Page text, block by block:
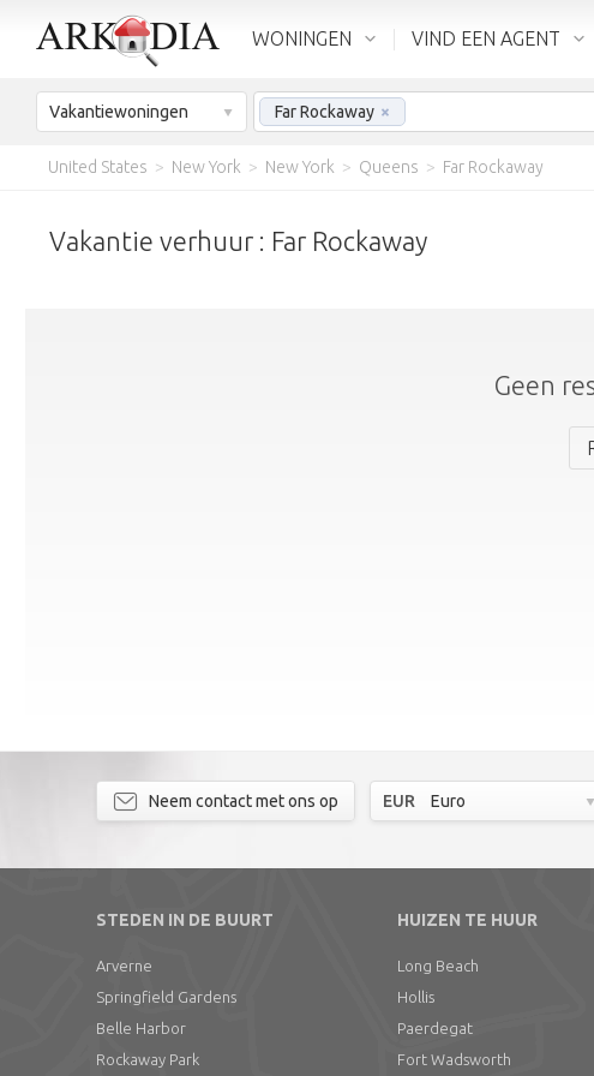
WONINGEN VIND EEN AGENT
Vakantiewoningen Far Rockaway ×
United States > New York > New York > Queens > Far Rockaway
Vakantie verhuur : Far Rockaway
Geen
Neem contact met ons op EUR Euro
STEDEN IN DE BUURT
Arverne
Springfield Gardens
Belle Harbor
Rockaway Park
HUIZEN TE HUUR
Long Beach
Hollis
Paerdegat
Fort Wadsworth